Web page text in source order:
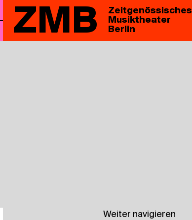
ZMB
Zeitgenössisches
Musiktheater
Berlin
Weiter navigieren